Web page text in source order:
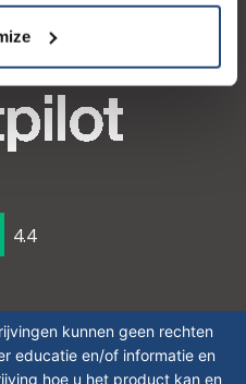
4.4
kunnen geen rechten
educatie en/of informatie en
hoe u het product kan en